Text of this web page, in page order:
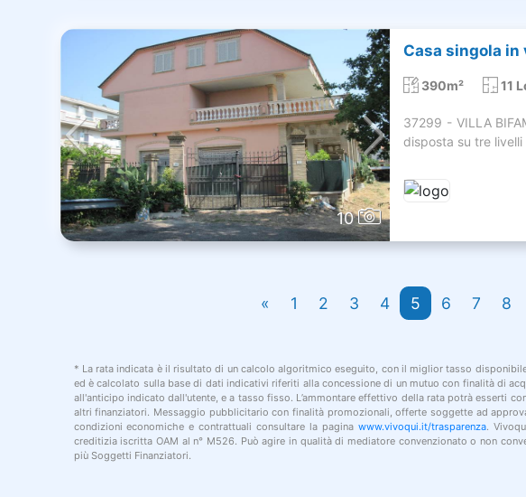
10
Casa singola in
390m² 11
37299 - VILLA
disposta su tre
« 1 2 3 4 5 6 7 8
* La rata indicata è il risultato di un calcolo algoritmico eseguito, con il miglior tasso
ed è calcolato sulla base di dati indicativi riferiti alla concessione di un mutuo con finalità di
all'anticipo indicato dall'utente, e a tasso fisso. L’ammontare effettivo della rata potrà esserti
altri finanziatori. Messaggio pubblicitario con finalità promozionali, offerte soggette ad
condizioni economiche e contrattuali consultare la paginawww.vivoqui.it/trasparenza.
creditizia iscritta OAM al n° M526. Può agire in qualità di mediatore convenzionato o non
più Soggetti Finanziatori.